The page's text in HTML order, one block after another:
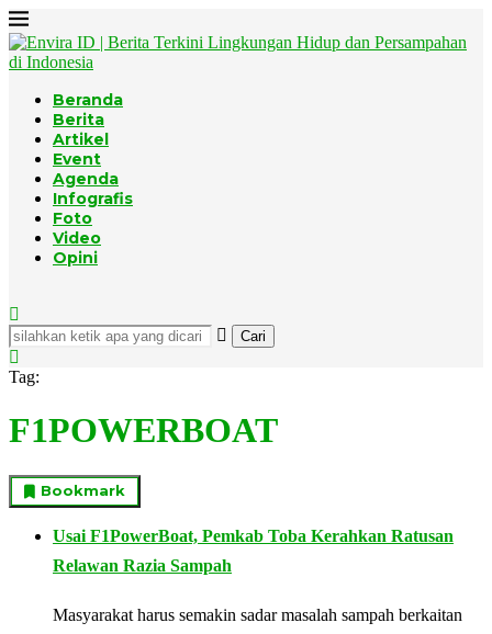
Beranda
Berita
Artikel
Event
Agenda
Infografis
Foto
Video
Opini
Cari
Tag:
F1POWERBOAT
Bookmark
Usai F1PowerBoat, Pemkab Toba Kerahkan Ratusan
Relawan Razia Sampah
Masyarakat harus semakin sadar masalah sampah berkaitan